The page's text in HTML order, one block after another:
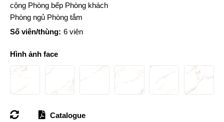
cộng Phòng bếp Phòng khách
Phòng ngủ Phòng tắm
Số viên/thùng: 6 viên
Hình ảnh face
Catalogue